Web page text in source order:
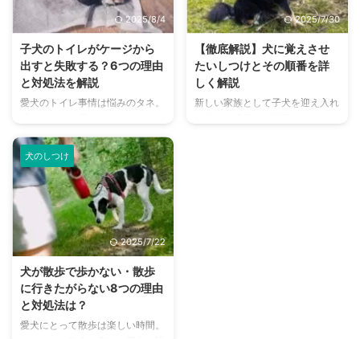
す。 お迎えしてみたは良いもの
の、しつけがうまくいかず悩んで
る飼い主さんに向けて、本記事で
はポメラニアンのしつけの方法や
注意点を解説。 これからポメラ
ニアンをお迎え予定の人や、しつ
ご覧ください。 この記事の結論
...
に知っておきたい柴犬のこと。特
に本記事では、柴犬のしつけにつ
つけが難しいって本当？柴犬をお
迎えしたいのだけど、大丈夫か
な……しつけが上手くいかなくて
困っている 上記のように考えて
2025/8/4
子犬のトイレがケージから
出すと失敗する？6つの理由
と対処法を解説
愛犬のトイレ事情は悩みのタネ。
ようになったのに、ケージの外だ
と失敗してしまう……。」トイレ
問題は多く、そのように悩んでい
る飼い主さんも多いことでしょ
う。 トイレに成功することは、
飼い主さんにとっても愛犬自身に
とっても嬉しいこと。そこで今回
は、子犬がトイレを失敗する原因
とその対処法について解説しま
す。愛犬のトイレトレーニングに
苦戦している人は、ぜひ最後まで
ご覧ください。 この記事の結論
ケージ内のトイレに慣れていた
2025/7/30
【徹底解説】犬に覚えさせ
たいしつけとその順番を詳
しく解説
新しい家族として子犬を迎え入れ
犬のしつけ
2025/7/22
犬が散歩で歩かない・散歩
に行きたがらない8つの理由
と対処法は？
愛犬にとって散歩は楽しい時間。